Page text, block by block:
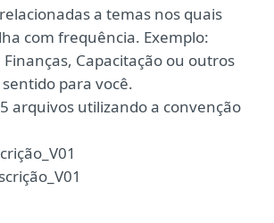
a temas nos quais
com frequência. Exemplo:
Capacitação ou outros
para você.
arquivos utilizando a convenção